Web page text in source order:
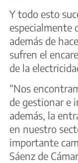
Y todo esto
especialmente
además de
sufren el
de la
“Nos
de gestionar e
además, la
en nuestro
importante
Sáenz de